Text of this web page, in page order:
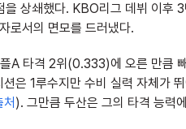
상쇄했다. KBO리그 데뷔 이후
로서의 면모를 드러냈다.
A 타격 2위(0.333)에 오른 만큼
은 1루수지만 수비 실력 자체가
처 ). 그만큼 두산은 그의 타격 능력